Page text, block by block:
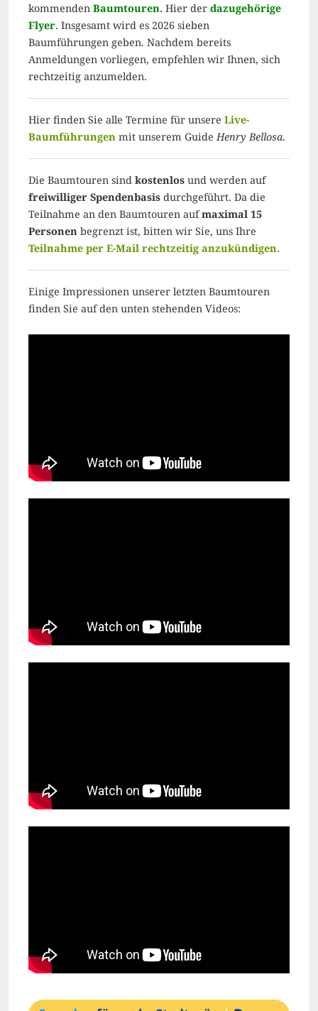
kommenden Baumtouren. Hier der dazugehörige
Flyer. Insgesamt wird es 2026 sieben
Baumführungen geben. Nachdem bereits
Anmeldungen vorliegen, empfehlen wir Ihnen, sich
rechtzeitig anzumelden.
Hier finden Sie alle Termine für unsere Live-
Baumführungen mit unserem GuideHenry Bellosa.
Die Baumtouren sind kostenlos und werden auf
freiwilliger Spendenbasis durchgeführt. Da die
Teilnahme an den Baumtouren aufmaximal 15
Personen begrenzt ist, bitten wir Sie, uns Ihre
Teilnahme per E-Mail rechtzeitig anzukündigen.
Einige Impressionen unserer letzten Baumtouren
finden Sie auf den unten stehenden Videos: